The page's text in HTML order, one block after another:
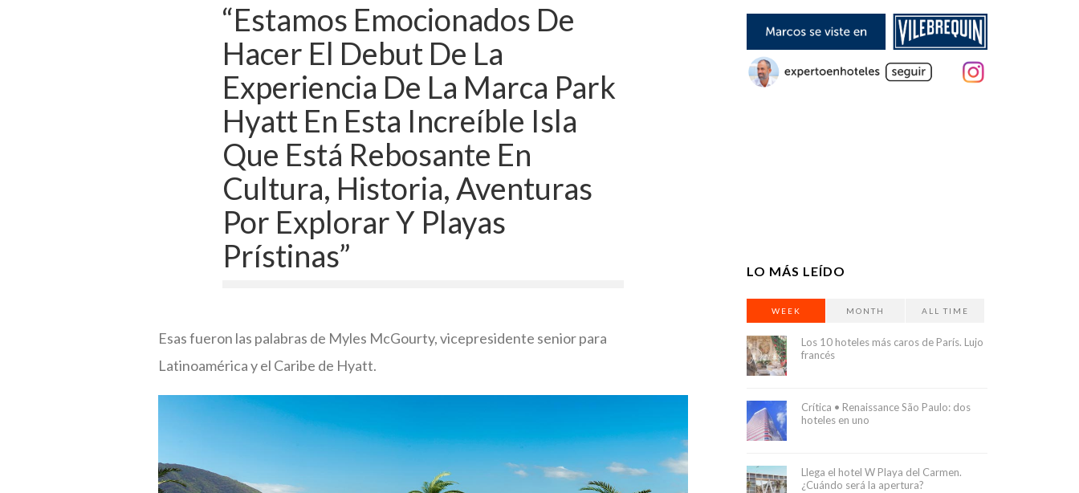
“Estamos Emocionados De
Hacer El Debut De La
Experiencia De La Marca Park
Hyatt En Esta Increíble Isla
Que Está Rebosante En
Cultura, Historia, Aventuras
Por Explorar Y Playas
Prístinas”
Esas fueron las palabras de Myles McGourty, vicepresidente senior para
Latinoamérica y el Caribe de Hyatt.
LO MÁS LEÍDO
WEEK MONTH ALL TIME
Los 10 hoteles más caros de París. Lujo
francés
Crítica • Renaissance São Paulo: dos
hoteles en uno
Llega el hotel W Playa del Carmen.
¿Cuándo será la apertura?